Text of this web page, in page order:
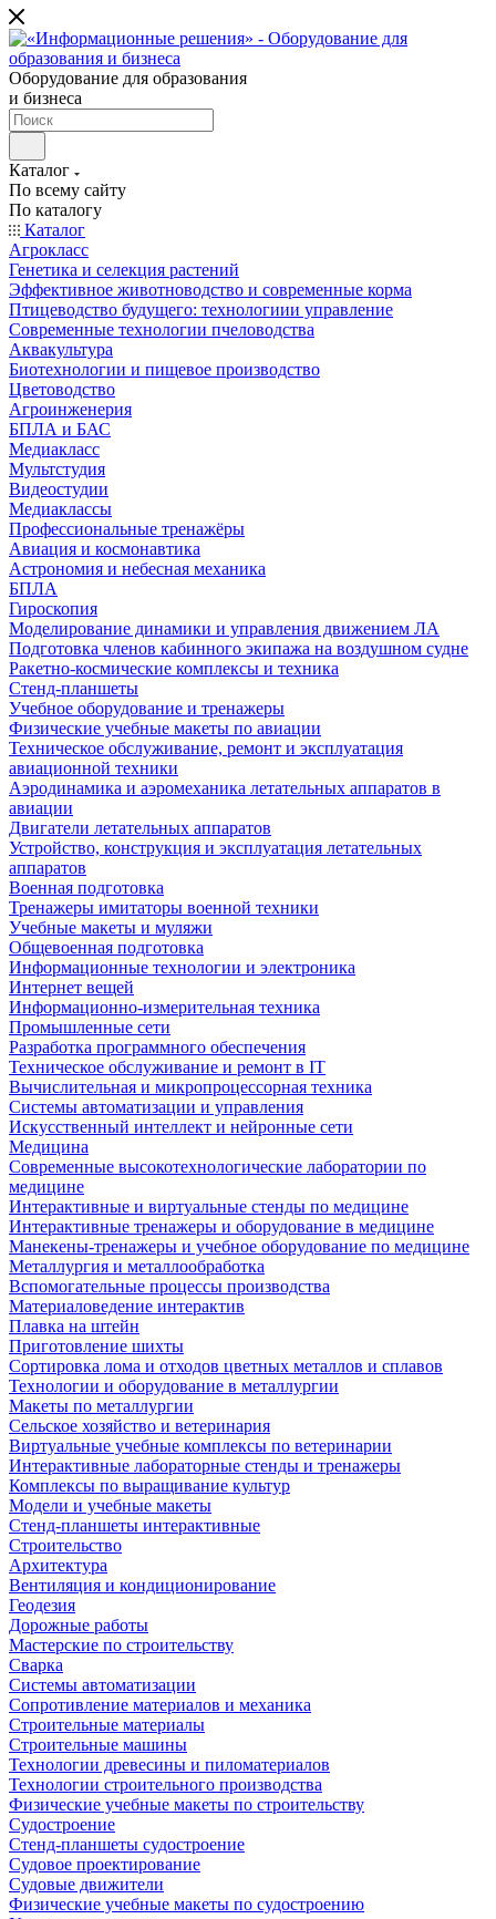
Оборудование для образования
и бизнеса
Каталог
По всему сайту
По каталогу
Каталог
Агрокласс
Генетика и селекция растений
Эффективное животноводство и современные корма
Птицеводство будущего: технологиии управление
Современные технологии пчеловодства
Аквакультура
Биотехнологии и пищевое производство
Цветоводство
Агроинженерия
БПЛА и БАС
Медиакласс
Мультстудия
Видеостудии
Медиаклассы
Профессиональные тренажёры
Авиация и космонавтика
Астрономия и небесная механика
БПЛА
Гироскопия
Моделирование динамики и управления движением ЛА
Подготовка членов кабинного экипажа на воздушном судне
Ракетно-космические комплексы и техника
Стенд-планшеты
Учебное оборудование и тренажеры
Физические учебные макеты по авиации
Техническое обслуживание, ремонт и эксплуатация
авиационной техники
Аэродинамика и аэромеханика летательных аппаратов в
авиации
Двигатели летательных аппаратов
Устройство, конструкция и эксплуатация летательных
аппаратов
Военная подготовка
Тренажеры имитаторы военной техники
Учебные макеты и муляжи
Общевоенная подготовка
Информационные технологии и электроника
Интернет вещей
Информационно-измерительная техника
Промышленные сети
Разработка программного обеспечения
Техническое обслуживание и ремонт в IT
Вычислительная и микропроцессорная техника
Системы автоматизации и управления
Искусственный интеллект и нейронные сети
Медицина
Современные высокотехнологические лаборатории по
медицине
Интерактивные и виртуальные стенды по медицине
Интерактивные тренажеры и оборудование в медицине
Манекены-тренажеры и учебное оборудование по медицине
Металлургия и металлообработка
Вспомогательные процессы производства
Материаловедение интерактив
Плавка на штейн
Приготовление шихты
Сортировка лома и отходов цветных металлов и сплавов
Технологии и оборудование в металлургии
Макеты по металлургии
Сельское хозяйство и ветеринария
Виртуальные учебные комплексы по ветеринарии
Интерактивные лабораторные стенды и тренажеры
Комплексы по выращивание культур
Модели и учебные макеты
Стенд-планшеты интерактивные
Строительство
Архитектура
Вентиляция и кондиционирование
Геодезия
Дорожные работы
Мастерские по строительству
Сварка
Системы автоматизации
Сопротивление материалов и механика
Строительные материалы
Строительные машины
Технологии древесины и пиломатериалов
Технологии строительного производства
Физические учебные макеты по строительству
Судостроение
Стенд-планшеты судостроение
Судовое проектирование
Судовые движители
Физические учебные макеты по судостроению